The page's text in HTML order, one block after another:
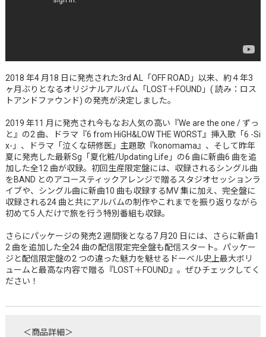
2018 年4 月18 日に発売された3rd AL「OFF ROAD」以来、約４年3
ヶ月ぶりとなるオリジナルアルバム「LOST＋FOUND」( 読み：ロス
トアンドファウンド) の発売が決定しました。
2019 年11 月に発売され今もなお人気の高い『We are the one / ずっ
と』の2 曲、ドラマ『6 from HiGH&LOW THE WORST』挿入歌「6 -Si
x-」、ドラマ「泣くな研修医」主題歌『konomama』、そして昨年
夏に発売した最新Sg「夏化粧/Updating Life」の6 曲に新曲6 曲を追
加した全12 曲が収録。初回生産限定盤には、収録されるシングル曲
をBAND とのアコースティックアレンジで贈るスタジオセッションラ
イブや、シングル曲に新曲10 曲も収録するMV 集に加え、完全盤に
収録される24 曲と共にアルバムの制作やこれまでを振り返りながら
初めて5 人だけで旅を行う特別番組も収録。
さらにパッケージの発売2 週間後となる7 月20 日には、さらに新曲1
2 曲を追加した全24 曲の配信限定完全盤も配信スタート。パッケー
ジと配信限定盤の2 つの違った魅力を魅せるドーベル史上最大ボリ
ュームと最高な内容で贈る『LOST＋FOUND』。ぜひチェックしてく
ださい！
＜商品詳細＞